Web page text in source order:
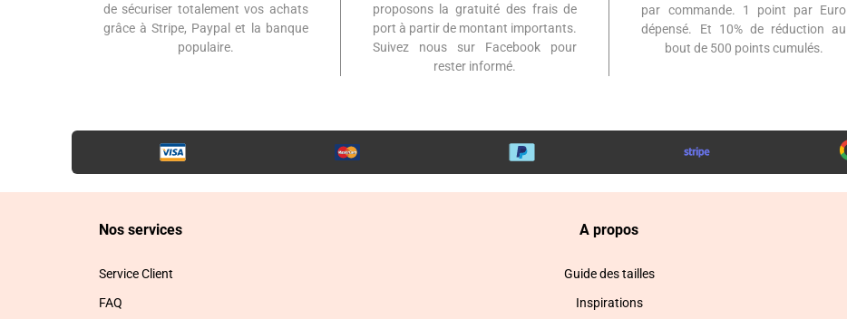
de sécuriser totalement vos achats
grâce à Stripe, Paypal et la banque
populaire.
proposons la gratuité des frais de
port à partir de montant importants.
Suivez nous sur Facebook pour
rester informé.
par commande. 1 point par Euro
dépensé. Et 10% de réduction au
bout de 500 points cumulés.
Nos services
Service Client
FAQ
A propos
Guide des tailles
Inspirations